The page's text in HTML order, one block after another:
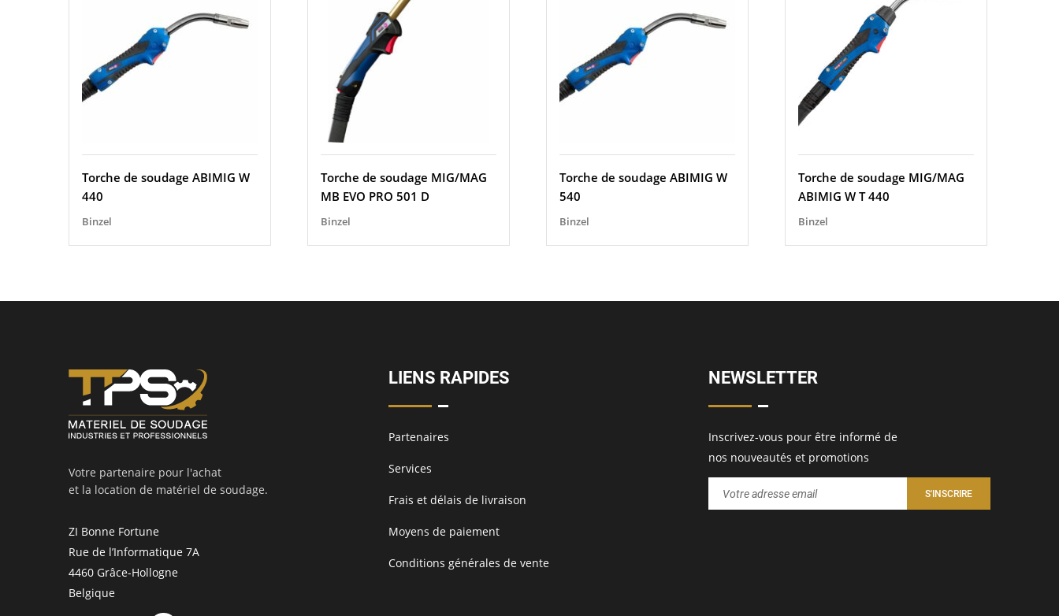
Torche de soudage ABIMIG W
440
Binzel
Torche de soudage MIG/MAG
MB EVO PRO 501 D
Binzel
Torche de soudage ABIMIG W
540
Binzel
Torche de soudage MIG/MAG
ABIMIG W T 440
Binzel
Votre partenaire pour l'achat
et la location de matériel de soudage.
ZI Bonne Fortune
Rue de l’Informatique 7A
4460 Grâce-Hollogne
Belgique
LIENS RAPIDES
Partenaires
Services
Frais et délais de livraison
Moyens de paiement
Conditions générales de vente
NEWSLETTER
Inscrivez-vous pour être informé de
nos nouveautés et promotions